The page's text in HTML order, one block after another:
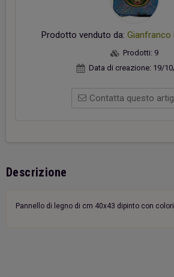
Prodotto venduto da: Gianfranco
Prodotti: 9
Data di creazione: 19/
Contatta questo
Descrizione
Pannello di legno di cm 40x43 dipinto con